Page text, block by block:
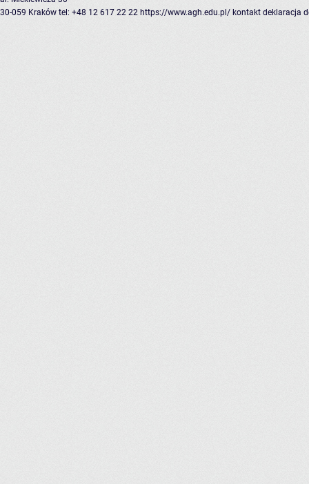
30-059 Kraków tel: +48 12 617 22 22 https://www.agh.edu.pl/ kontakt deklaracja